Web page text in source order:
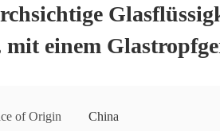
mit einem
of Origin China